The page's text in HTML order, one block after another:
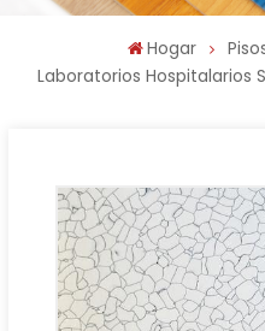
Hogar
Laboratorios Hospitalarios